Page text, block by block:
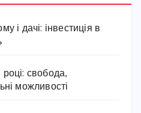
і дачі: інвестиція в
свобода,
можливості